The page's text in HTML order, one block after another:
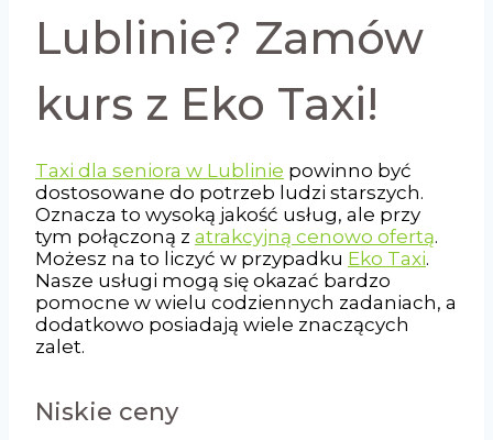
Lublinie? Zamów
kurs z Eko Taxi!
Taxi dla seniora w Lublinie powinno być
dostosowane do potrzeb ludzi starszych.
Oznacza to wysoką jakość usług, ale przy
tym połączoną z atrakcyjną cenowo ofertą.
Możesz na to liczyć w przypadku Eko Taxi.
Nasze usługi mogą się okazać bardzo
pomocne w wielu codziennych zadaniach, a
dodatkowo posiadają wiele znaczących
zalet.
Niskie ceny